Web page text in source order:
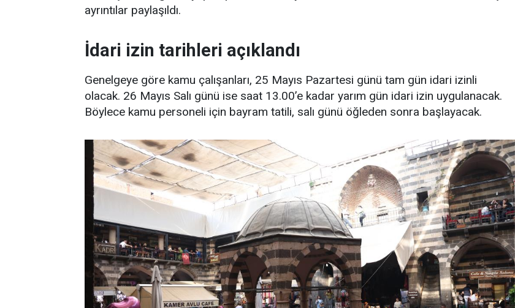
ayrıntılar paylaşıldı.
İdari izin tarihleri açıklandı
Genelgeye göre kamu çalışanları, 25 Mayıs Pazartesi günü tam gün idari izinli
olacak. 26 Mayıs Salı günü ise saat 13.00’e kadar yarım gün idari izin uygulanacak.
Böylece kamu personeli için bayram tatili, salı günü öğleden sonra başlayacak.